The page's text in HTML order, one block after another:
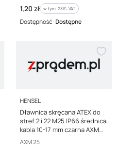
Cena brutto
1,20 zł w tym %s VAT
w tym 23% VAT
Dostępność:Dostępne
PRODUCENT
HENSEL
Dławnica skręcana ATEX do
stref 2 i 22 M25 IP66 średnica
kabla 10-17 mm czarna AXM
25
Kod producenta
AXM 25